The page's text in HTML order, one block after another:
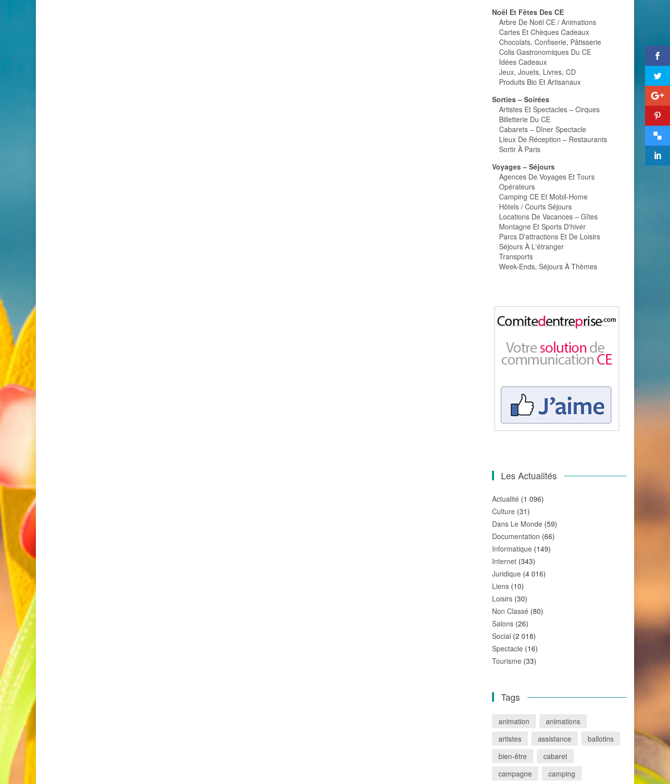
Noël Et Fêtes Des CE
Arbre De Noël CE / Animations
Cartes Et Chèques Cadeaux
Chocolats, Confiserie, Pâtisserie
Colis Gastronomiques Du CE
Idées Cadeaux
Jeux, Jouets, Livres, CD
Produits Bio Et Artisanaux
Sorties – Soirées
Artistes Et Spectacles – Cirques
Billetterie Du CE
Cabarets – Dîner Spectacle
Lieux De Réception – Restaurants
Sortir À Paris
Voyages – Séjours
Agences De Voyages Et Tours
Opérateurs
Camping CE Et Mobil-Home
Hôtels / Courts Séjours
Locations De Vacances – Gîtes
Montagne Et Sports D'hiver
Parcs D'attractions Et De Loisirs
Séjours À L'étranger
Transports
Week-Ends, Séjours À Thèmes
Les Actualités
Actualité (1 096)
Culture (31)
Dans Le Monde (59)
Documentation (66)
Informatique (149)
Internet (343)
Juridique (4 016)
Liens (10)
Loisirs (30)
Non Classé (80)
Salons (26)
Social (2 018)
Spectacle (16)
Tourisme (33)
Tags
animation
animations
artistes
assistance
ballotins
bien-être
cabaret
campagne
camping